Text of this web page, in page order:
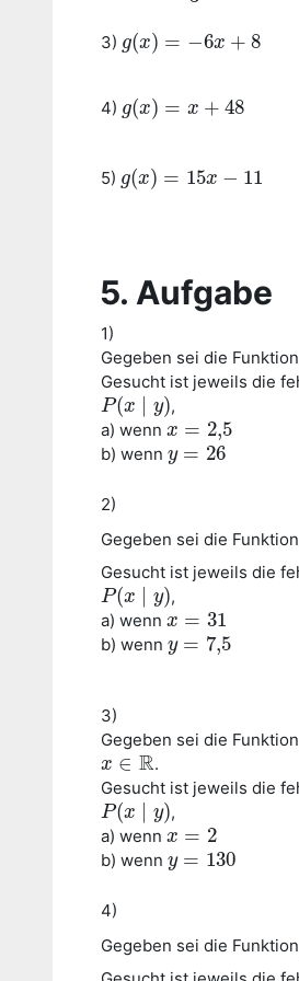
3) g(x) = −6x + 8
g(x)= −6 x+8
4) g(x) = x + 48
g(x)= x+ 48
5) g(x) = 15x − 11
g(x)= 15 −11
5. Aufgabe
1)
Gegeben sei die Funktion
Gesucht ist jeweils die
P(x y)
P(x∣
,
a) wenn x = 2,5
x= 2, 5
b) wenn y = 26
y=26
2)
Gegeben sei die Funktion
Gesucht ist jeweils die
P(x y)
P(x∣
,
a) wenn x = 31
x= 31
b) wenn y = 7,5
y=7, 5
3)
Gegeben sei die Funktion
x ∈ R
x∈R
.
Gesucht ist jeweils die
P(x y)
P(x∣
,
a) wenn x = 2
x= 2
b) wenn y = 130
y=130
4)
Gegeben sei die Funktion